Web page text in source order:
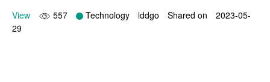
View 557 Technology lddgo Shared on
2023-05-
29